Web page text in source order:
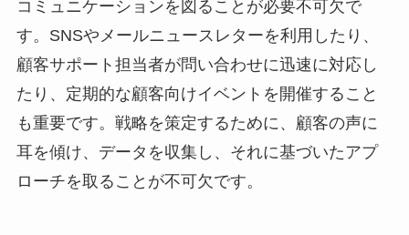
コミュニケーションを図ることが必要不可欠で
す。SNSやメールニュースレターを利用したり、
顧客サポート担当者が問い合わせに迅速に対応し
たり、定期的な顧客向けイベントを開催すること
も重要です。戦略を策定するために、顧客の声に
耳を傾け、データを収集し、それに基づいたアプ
ローチを取ることが不可欠です。